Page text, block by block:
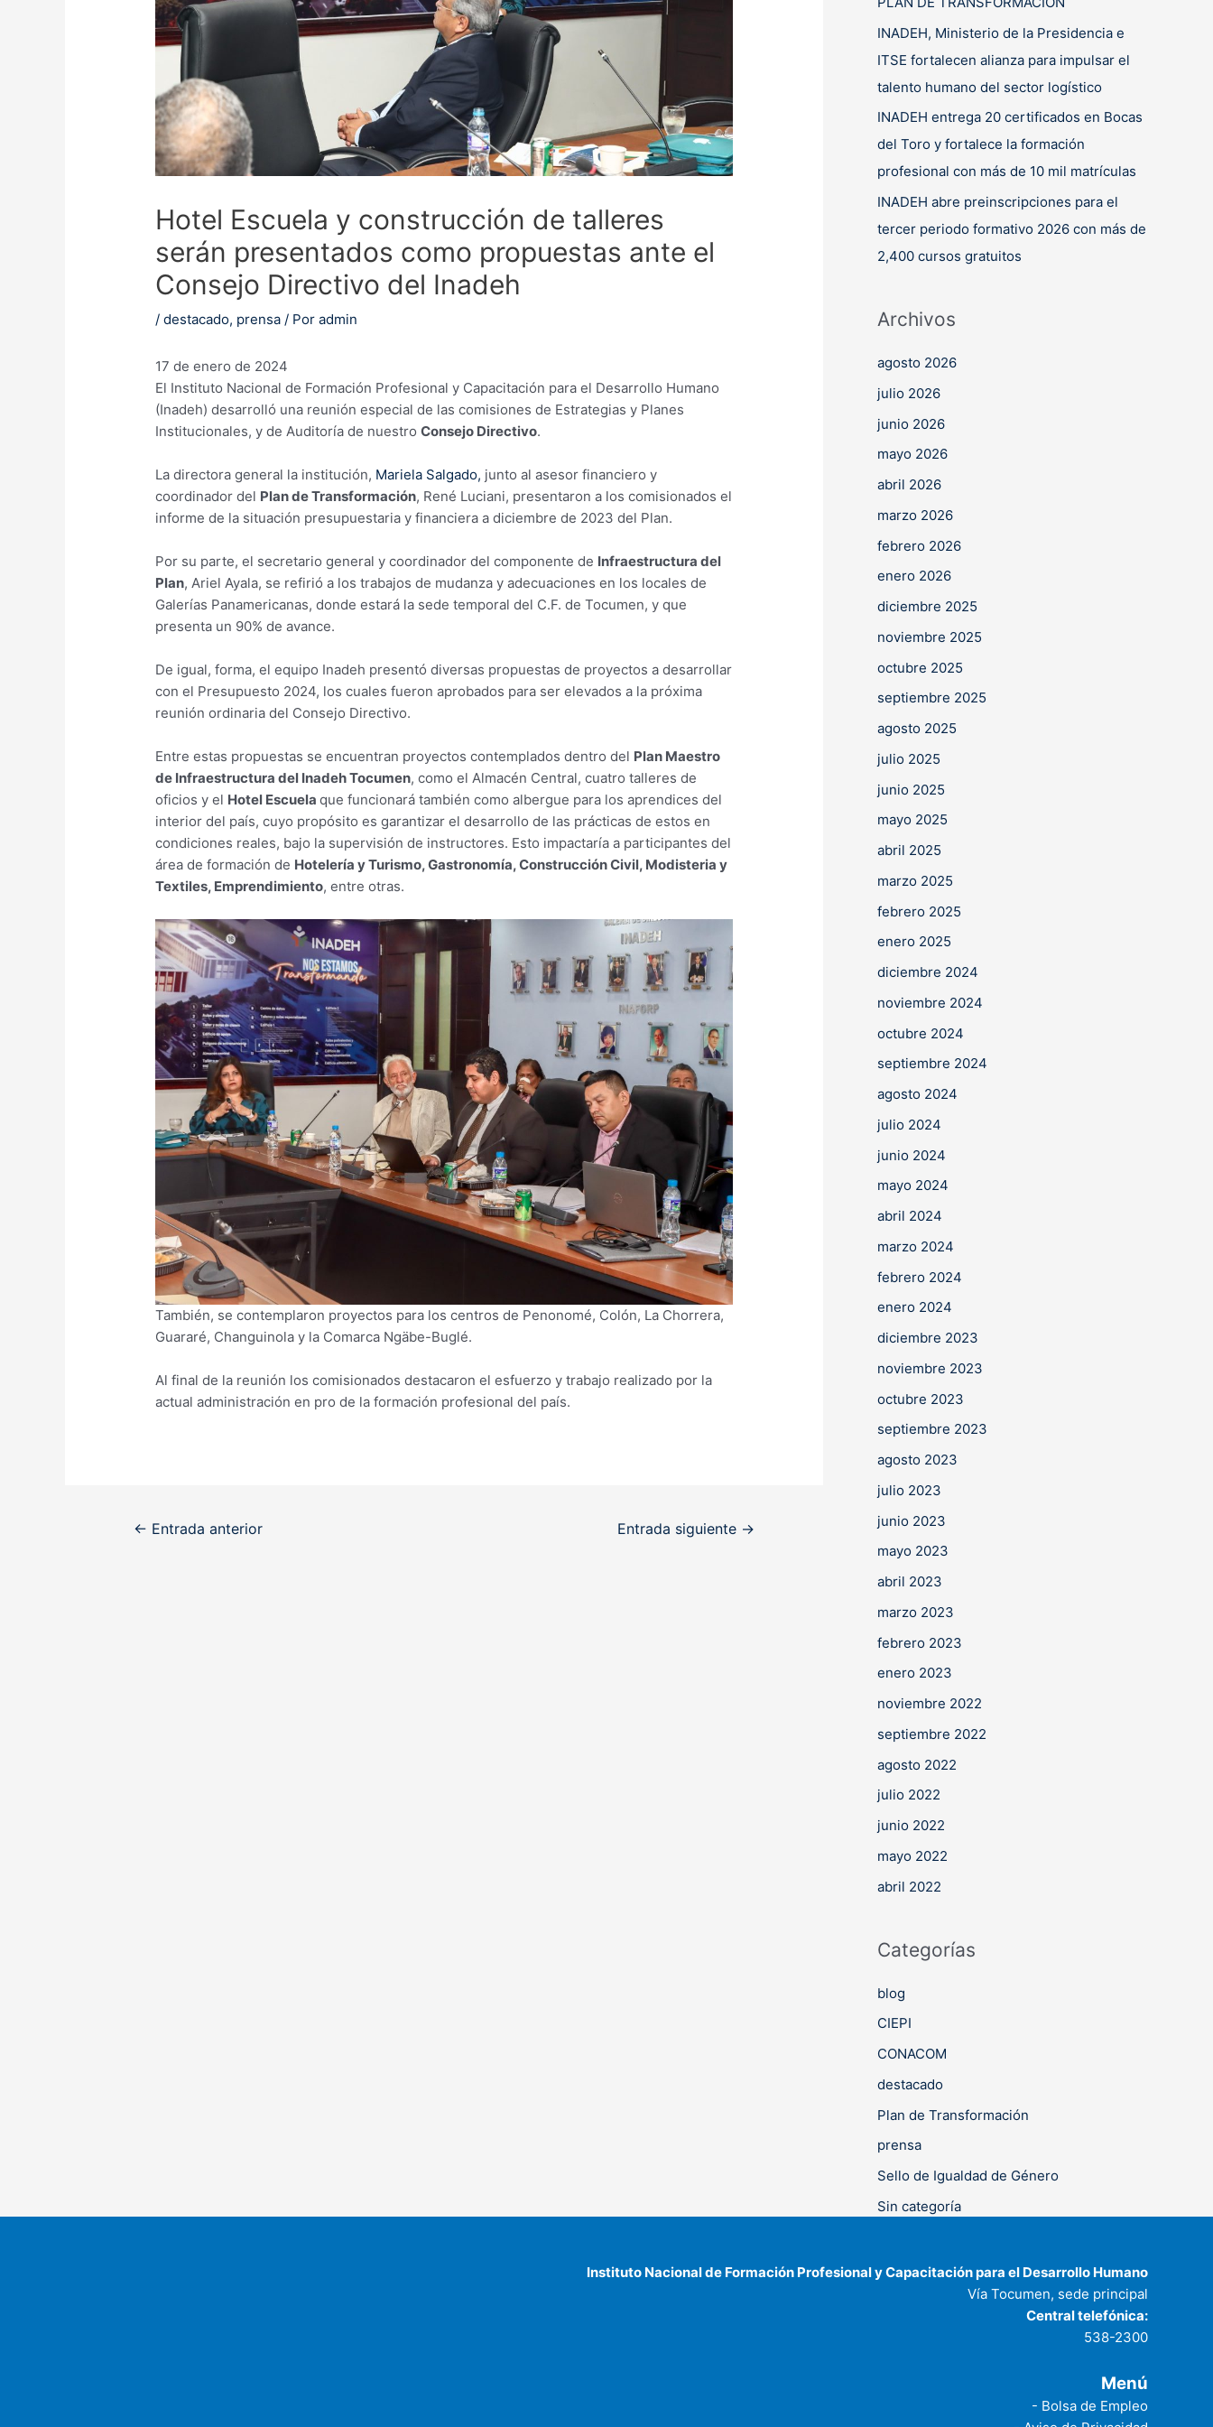
Hotel Escuela y construcción de talleres
serán presentados como propuestas ante el
Consejo Directivo del Inadeh
/destacado, prensa / Poradmin
17 de enero de 2024
El Instituto Nacional de Formación Profesional y Capacitación para el Desarrollo Humano
(Inadeh) desarrolló una reunión especial de las comisiones de Estrategias y Planes
Institucionales, y de Auditoría de nuestroConsejo Directivo.
La directora general la institución, Mariela Salgado, junto al asesor financiero y
coordinador del Plan de Transformación, René Luciani, presentaron a los comisionados el
informe de la situación presupuestaria y financiera a diciembre de 2023 del Plan.
Por su parte, el secretario general y coordinador del componente de Infraestructura del
Plan, Ariel Ayala, se refirió a los trabajos de mudanza y adecuaciones en los locales de
Galerías Panamericanas, donde estará la sede temporal del C.F. de Tocumen, y que
presenta un 90% de avance.
De igual, forma, el equipo Inadeh presentó diversas propuestas de proyectos a desarrollar
con el Presupuesto 2024, los cuales fueron aprobados para ser elevados a la próxima
reunión ordinaria del Consejo Directivo.
Entre estas propuestas se encuentran proyectos contemplados dentro del Plan Maestro
de Infraestructura del Inadeh Tocumen, como el Almacén Central, cuatro talleres de
oficios y el Hotel Escuelaque funcionará también como albergue para los aprendices del
interior del país, cuyo propósito es garantizar el desarrollo de las prácticas de estos en
condiciones reales, bajo la supervisión de instructores. Esto impactaría a participantes del
área de formación de Hotelería y Turismo, Gastronomía, Construcción Civil, Modisteria y
Textiles, Emprendimiento, entre otras.
También, se contemplaron proyectos para los centros de Penonomé, Colón, La Chorrera,
Guararé, Changuinola y la Comarca Ngäbe-Buglé.
Al final de la reunión los comisionados destacaron el esfuerzo y trabajo realizado por la
actual administración en pro de la formación profesional del país.
Navegación
← Entrada anterior Entrada siguiente →
INADEH, Ministerio de la Presidencia e
ITSE fortalecen alianza para impulsar el
talento humano del sector logístico
INADEH entrega 20 certificados en Bocas
del Toro y fortalece la formación
profesional con más de 10 mil matrículas
INADEH abre preinscripciones para el
tercer periodo formativo 2026 con más de
2,400 cursos gratuitos
Archivos
agosto 2026
julio 2026
junio 2026
mayo 2026
abril 2026
marzo 2026
febrero 2026
enero 2026
diciembre 2025
noviembre 2025
octubre 2025
septiembre 2025
agosto 2025
julio 2025
junio 2025
mayo 2025
abril 2025
marzo 2025
febrero 2025
enero 2025
diciembre 2024
noviembre 2024
octubre 2024
septiembre 2024
agosto 2024
julio 2024
junio 2024
mayo 2024
abril 2024
marzo 2024
febrero 2024
enero 2024
diciembre 2023
noviembre 2023
octubre 2023
septiembre 2023
agosto 2023
julio 2023
junio 2023
mayo 2023
abril 2023
marzo 2023
febrero 2023
enero 2023
noviembre 2022
septiembre 2022
agosto 2022
julio 2022
junio 2022
mayo 2022
abril 2022
Categorías
blog
CIEPI
CONACOM
destacado
Plan de Transformación
prensa
Sello de Igualdad de Género
Sin categoría
Instituto Nacional de Formación Profesional y Capacitación para el Desarrollo Humano
Vía Tocumen, sede principal
Central telefónica:
538-2300
Menú
- Bolsa de Empleo